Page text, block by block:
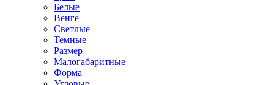
Белые
Венге
Светлые
Темные
Размер
Малогабаритные
Форма